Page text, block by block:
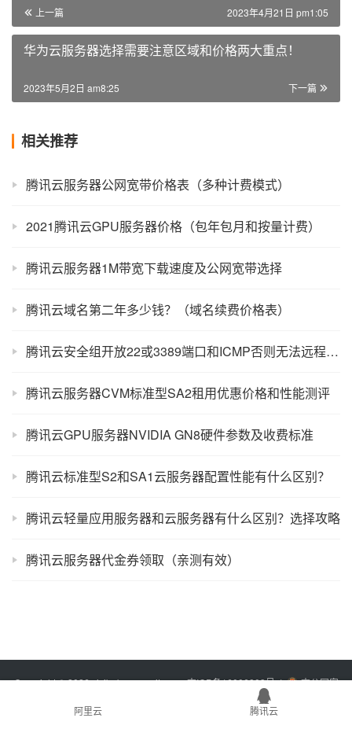
上一篇 2023年4月21日 pm1:05
华为云服务器选择需要注意区域和价格两大重点！
下一篇
2023年5月2日 am8:25
相关推荐
腾讯云服务器公网宽带价格表（多种计费模式）
2021腾讯云GPU服务器价格（包年包月和按量计费）
腾讯云服务器1M带宽下载速度及公网宽带选择
腾讯云域名第二年多少钱？（域名续费价格表）
腾讯云安全组开放22或3389端口和ICMP否则无法远程和PING云服务器
腾讯云服务器CVM标准型SA2租用优惠价格和性能测评
腾讯云GPU服务器NVIDIA GN8硬件参数及收费标准
腾讯云标准型S2和SA1云服务器配置性能有什么区别？
腾讯云轻量应用服务器和云服务器有什么区别？选择攻略
腾讯云服务器代金券领取（亲测有效）
Copyright © 2026 xixibobo.comsitemap吉ICP备16006803号-1
吉公网安
阿里云
腾讯云